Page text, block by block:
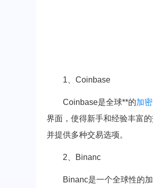
1、Coinbase
Coinbase是全球**的加
界面，使得新手和经验丰富
并提供多种交易选项。
2、Binanc
Binanc是一个全球性的